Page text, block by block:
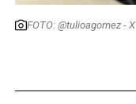
FOTO: @tulioagomez - X